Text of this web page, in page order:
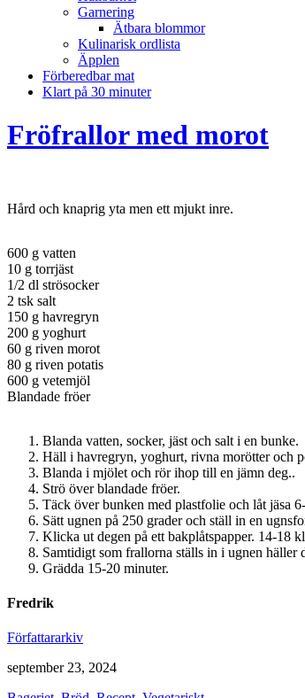
Garnering
Ätbara blommor
Kulinarisk ordlista
Äpplen
Förberedbar mat
Klart på 30 minuter
Fröfrallor med morot
Hård och knaprig yta men ett mjukt inre.
600 g vatten
10 g torrjäst
1/2 dl strösocker
2 tsk salt
150 g havregryn
200 g yoghurt
60 g riven morot
80 g riven potatis
600 g vetemjöl
Blandade fröer
Blanda vatten, socker, jäst och salt i en bunke.
Häll i havregryn, yoghurt, rivna morötter och
Blanda i mjölet och rör ihop till en jämn deg..
Strö över blandade fröer.
Täck över bunken med plastfolie och låt jäsa
Sätt ugnen på 250 grader och ställ in en
Klicka ut degen på ett bakplåtspapper. 14-18
Samtidigt som frallorna ställs in i ugnen häller
Grädda 15-20 minuter.
Fredrik
Författararkiv
september 23, 2024